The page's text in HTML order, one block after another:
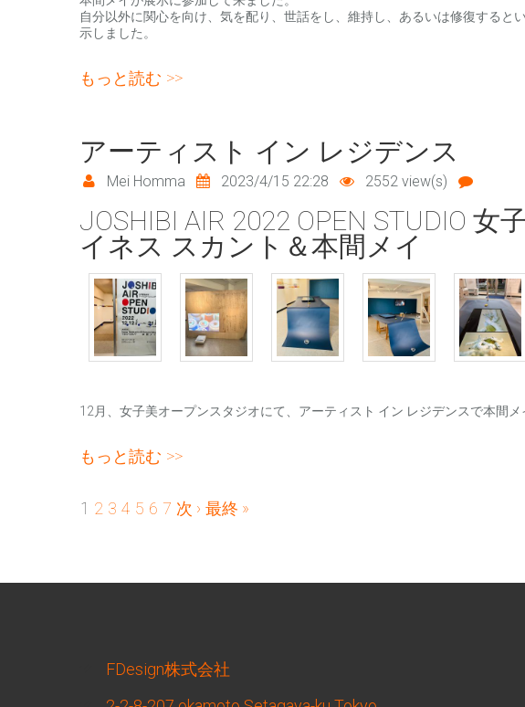
自分以外に関心を向け、気を配り、世話をし、維持し、あるいは修復する
示しました。
水戸芸術館現代美術ギャラリー について
もっと読む
アーティスト イン レジデンス
Mei Homma 2023/4/15 22:28 2552 view(s)
JOSHIBI AIR 2022 OPEN STUDIO
イネス スカント＆本間メイ
12月、女子美オープンスタジオにて、アーティスト イン レジデンスで本間メ
アーティスト イン レジデンス について
もっと読む
ページ
1 2 3 4 5 6 7 次 › 最終 »
FDesign株式会社